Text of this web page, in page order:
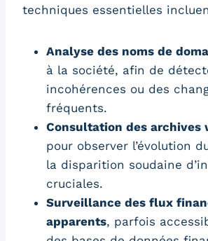
techniques essentielles
Analyse des noms de
à la société, afin de
incohérences ou des
fréquents.
Consultation des archives
pour observer l’évolution
la disparition soudaine
cruciales.
Surveillance des flux
apparents, parfois